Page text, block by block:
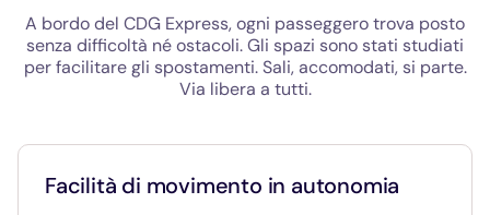
A bordo del CDG Express, ogni passeggero trova posto
senza difficoltà né ostacoli. Gli spazi sono stati studiati
per facilitare gli spostamenti. Sali, accomodati, si parte.
Via libera a tutti.
Facilità di movimento in autonomia